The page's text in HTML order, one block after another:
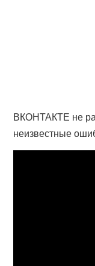
ВКОНТАКТЕ не
неизвестные